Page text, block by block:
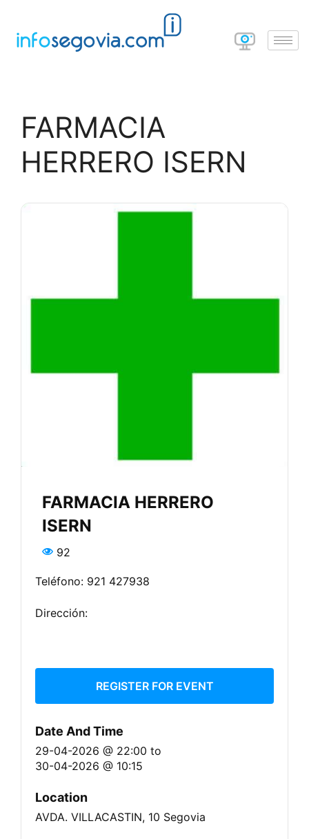
FARMACIA
HERRERO ISERN
FARMACIA HERRERO
ISERN
92
Teléfono: 921 427938
Dirección:
REGISTER FOR EVENT
Date And Time
29-04-2026 @ 22:00 to
30-04-2026 @ 10:15
Location
AVDA. VILLACASTIN, 10 Segovia